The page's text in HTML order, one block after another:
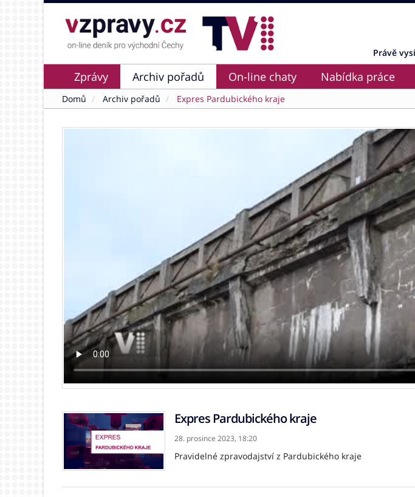
Právě
Zprávy Archiv pořadů On-line chaty Nabídka práce
Domů Archiv pořadů Expres Pardubického kraje
Expres Pardubického kraje
28. prosince 2023, 18:20
Pravidelné zpravodajství z Pardubického kraje